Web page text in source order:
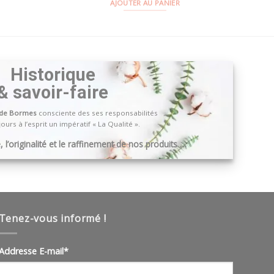
AJOUTER AU PANIER
Historique
savoir-faire
Bormesconsciente des ses responsabilités
à l’esprit un impératif « La Qualité ».
l’originalité et le raffinement de nos produits …
Tenez-vous informé !
E-mail*